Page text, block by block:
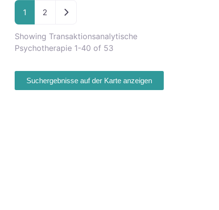
1 2 Ältere Beiträge
Showing Transaktionsanalytische
Psychotherapie 1-40 of 53
Suchergebnisse auf der Karte anzeigen